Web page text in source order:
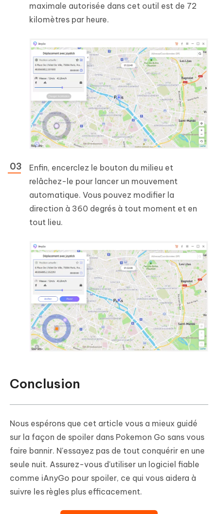
maximale autorisée dans cet outil est de 72
kilomètres par heure.
Enfin, encerclez le bouton du milieu et
relâchez-le pour lancer un mouvement
automatique. Vous pouvez modifier la
direction à 360 degrés à tout moment et en
tout lieu.
Conclusion
Nous espérons que cet article vous a mieux guidé
sur la façon de spoiler dans Pokemon Go sans vous
faire bannir. N'essayez pas de tout conquérir en une
seule nuit. Assurez-vous d'utiliser un logiciel fiable
comme iAnyGo pour spoiler, ce qui vous aidera à
suivre les règles plus efficacement.